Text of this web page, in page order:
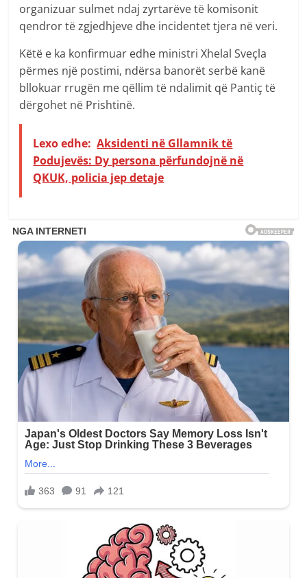
organizuar sulmet ndaj zyrtarëve të komisonit
qendror të zgjedhjeve dhe incidentet tjera në veri.
Këtë e ka konfirmuar edhe ministri Xhelal Sveçla
përmes një postimi, ndërsa banorët serbë kanë
bllokuar rrugën me qëllim të ndalimit që Pantiç të
dërgohet në Prishtinë.
Lexo edhe: Aksidenti në Gllamnik të
Podujevës: Dy persona përfundojnë në
QKUK, policia jep detaje